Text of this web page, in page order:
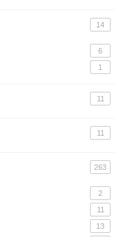
14
6
1
11
11
263
2
11
13